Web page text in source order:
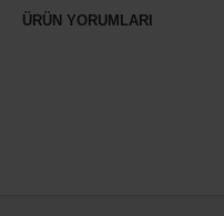
ÜRÜN YORUMLARI